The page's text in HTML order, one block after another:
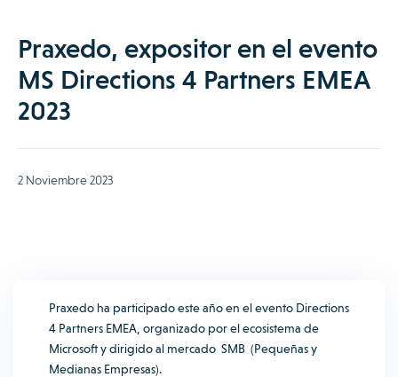
Praxedo, expositor en el evento
MS Directions 4 Partners EMEA
2023
2 Noviembre 2023
Praxedo ha participado este año en el evento Directions
4 Partners EMEA, organizado por el ecosistema de
Microsoft y dirigido al mercado SMB (Pequeñas y
Medianas Empresas).